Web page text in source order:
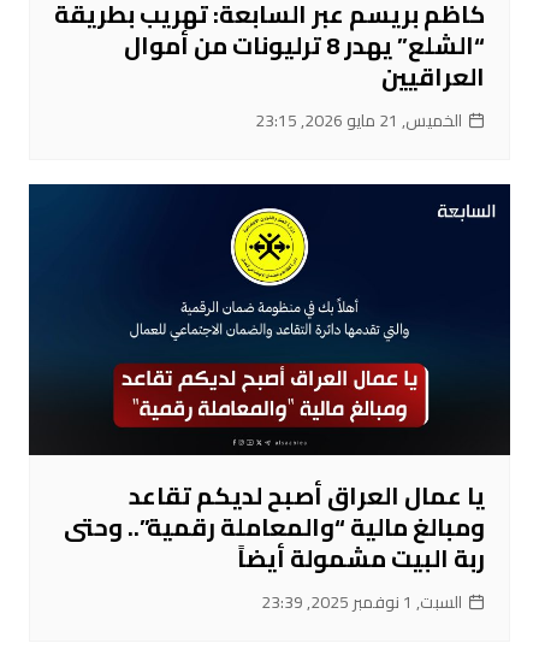
كاظم بريسم عبر السابعة: تهريب بطريقة
“الشلع” يهدر 8 ترليونات من أموال
العراقيين
الخميس, 21 مايو 2026, 23:15
يا عمال العراق أصبح لديكم تقاعد
ومبالغ مالية “والمعاملة رقمية”.. وحتى
ربة البيت مشمولة أيضاً
السبت, 1 نوفمبر 2025, 23:39